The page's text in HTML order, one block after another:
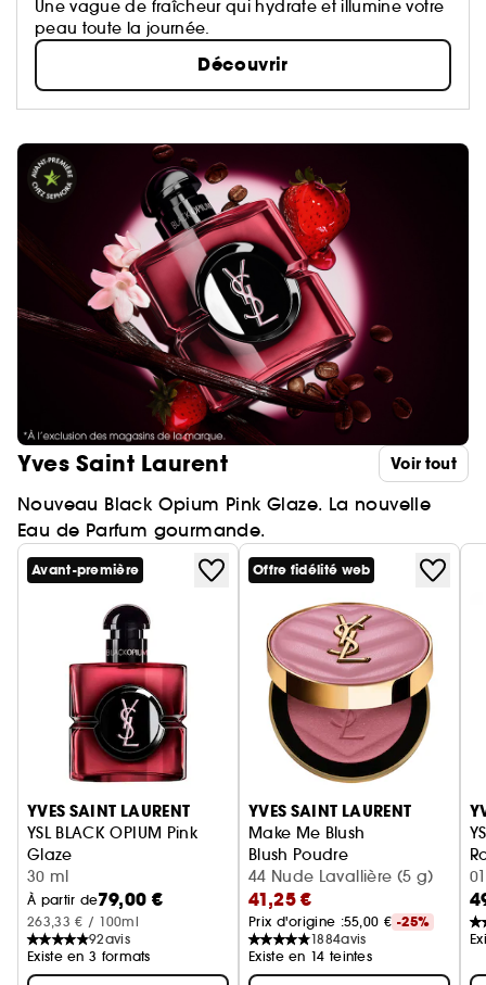
Une vague de fraîcheur qui hydrate et illumine votre
peau toute la journée.
Découvrir
Yves Saint Laurent
Nouveau Black Opium Pink Glaze. La nouvelle
Eau de Parfum gourmande.
Voir tout
Ignorer le carrousel produits
Avant-première
YVES SAINT LAURENT
YSL BLACK OPIUM Pink
Glaze
Eau de Parfum femme ambrée florale & note de fraise
30 ml
À partir de79,00 €
263,33 € / 100ml
92avis
Existe en 3 formats
Offre fidélité web
YVES SAINT LAURENT
Make Me Blush
Blush Poudre
44 Nude Lavallière (5 g)
41,25 €
Prix d'origine :55,00 € -25%
1884avis
Existe en 14 teintes